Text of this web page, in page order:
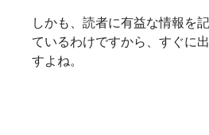
しかも、読者に有益な情報を
ているわけですから、すぐに
すよね。